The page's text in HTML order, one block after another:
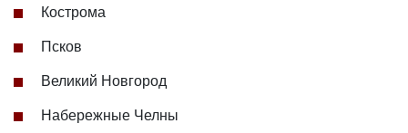
Кострома
Псков
Великий Новгород
Набережные Челны